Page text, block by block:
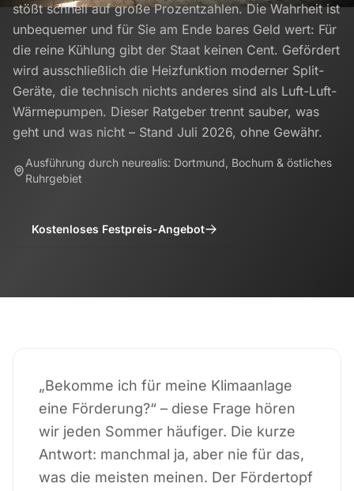
stößt schnell auf große Prozentzahlen. Die Wahrheit ist
unbequemer und für Sie am Ende bares Geld wert: Für
die reine Kühlung gibt der Staat keinen Cent. Gefördert
wird ausschließlich die Heizfunktion moderner Split-
Geräte, die technisch nichts anderes sind als Luft-Luft-
Wärmepumpen. Dieser Ratgeber trennt sauber, was
geht und was nicht – Stand Juli 2026, ohne Gewähr.
Ausführung durch neurealis: Dortmund, Bochum & östliches
Ruhrgebiet
Kostenloses Festpreis-Angebot
„Bekomme ich für meine Klimaanlage
eine Förderung?“ – diese Frage hören
wir jeden Sommer häufiger. Die kurze
Antwort: manchmal ja, aber nie für das,
was die meisten meinen. Der Fördertopf